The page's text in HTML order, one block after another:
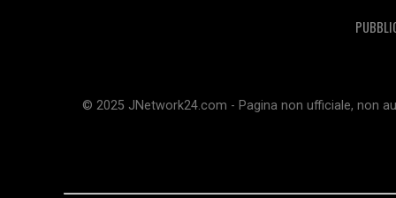
© 2025 JNetwork24.com - Pagina non ufficiale, non